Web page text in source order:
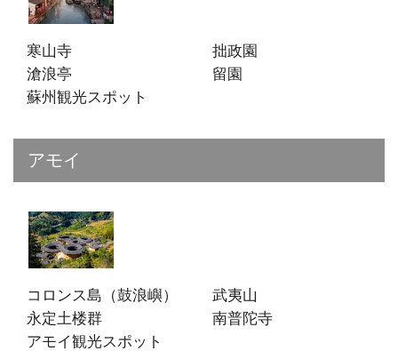
寒山寺
拙政園
滄浪亭
留園
蘇州観光スポット
アモイ
コロンス島（鼓浪嶼）
武夷山
永定土楼群
南普陀寺
アモイ観光スポット